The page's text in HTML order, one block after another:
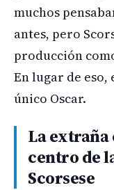
muchos
antes, pero
producción
En lugar de eso,
único Oscar.
La
centro de
Scorsese